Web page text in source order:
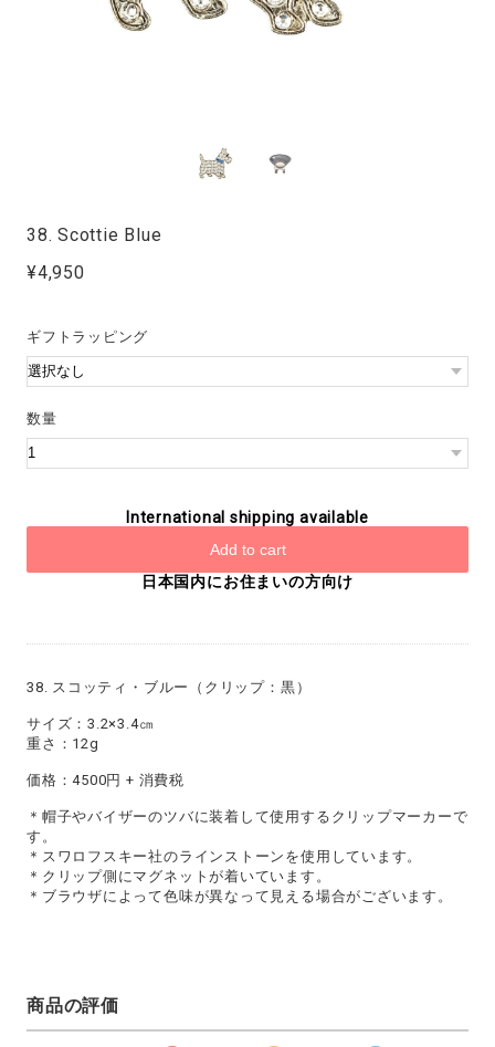
38. Scottie Blue
¥4,950
ギフトラッピング
数量
International shipping available
Add to cart
日本国内にお住まいの方向け
38. スコッティ・ブルー（クリップ：黒）
サイズ：3.2×3.4㎝
重さ：12g
価格：4500円 + 消費税
＊帽子やバイザーのツバに装着して使用するクリップマーカーで
す。
＊スワロフスキー社のラインストーンを使用しています。
＊クリップ側にマグネットが着いています。
＊ブラウザによって色味が異なって見える場合がございます。
商品の評価